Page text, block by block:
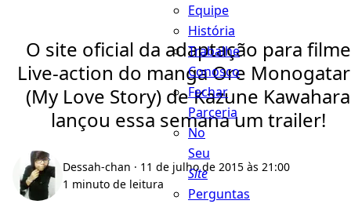
Equipe
História
Trabalhe
Conosco
Fechar
Parceria
No
Seu
Site
Perguntas
O site oficial da adaptação para filme
Live-action do manga Ore
(My Love Story) de Kazune Kawahara
lançou essa semana um trailer!
Dessah-chan · 11 de julho de 2015 às 21:00
1 minuto de leitura